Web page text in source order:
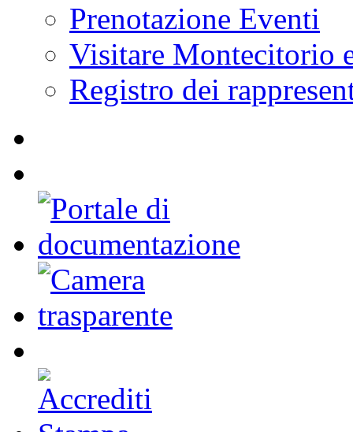
Prenotazione Eventi
Visitare Montecitorio
Registro dei